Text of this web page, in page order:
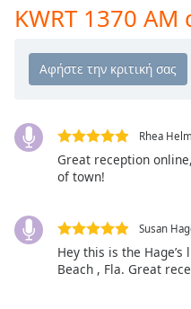
Playback
Chapters
Descriptions
descriptions
selected
KWRT 1370 AM
Rhea
Great reception
of town!
Susan
Hey this is the
Beach , Fla. Great